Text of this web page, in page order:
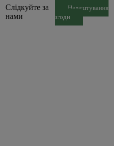
Слідкуйте за
нами
Налаштування
згоди